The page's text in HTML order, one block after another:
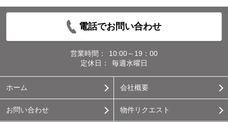
電話でお問い合わせ
営業時間：
10:00～19：00
定休日：
毎週水曜日
ホーム 会社概要
お問い合わせ 物件リクエスト